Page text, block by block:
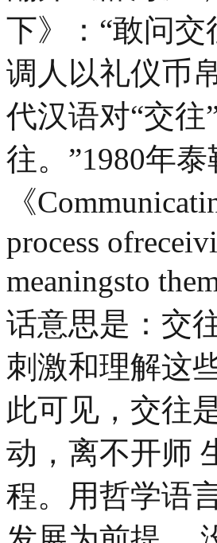
下》：“敢问
调人以礼仪币
代汉语对“交
往。”1980年
《
process
meaningsto
话意思是：交
刺激和理解这
此可见，交往
动，离不开师
程。用哲学语